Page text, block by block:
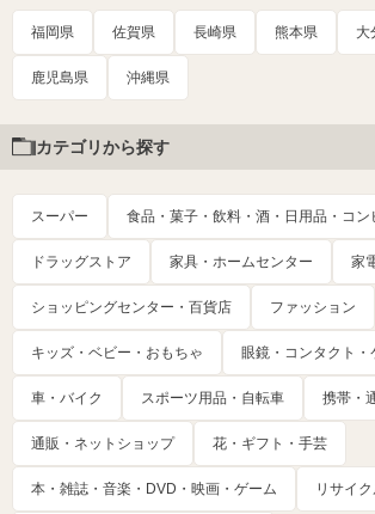
福岡県 佐賀県 長崎県 熊本県 大
鹿児島県 沖縄県
カテゴリから探す
スーパー 食品・菓子・飲料・酒・日用品・コン
ドラッグストア 家具・ホームセンター 家
ショッピングセンター・百貨店 ファッション
キッズ・ベビー・おもちゃ 眼鏡・コンタクト・
車・バイク スポーツ用品・自転車 携帯・
通販・ネットショップ 花・ギフト・手芸
本・雑誌・音楽・DVD・映画・ゲーム リサイ